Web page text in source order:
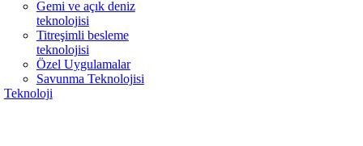
Gemi ve açık deniz
teknolojisi
Titreşimli besleme
teknolojisi
Özel Uygulamalar
Savunma Teknolojisi
Teknoloji